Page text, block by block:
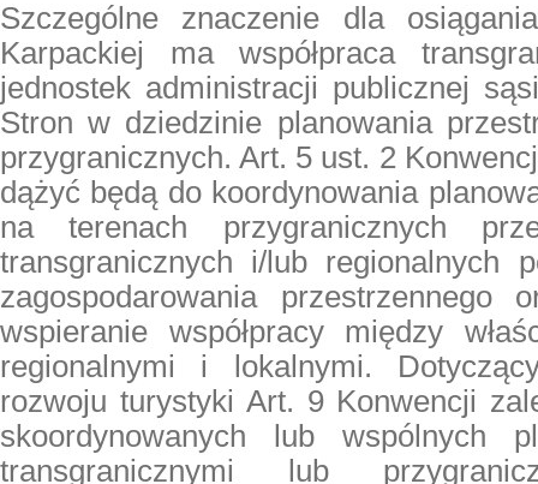
Szczególne znaczenie dla
Karpackiej ma współpraca
jednostek administracji publicznej
Stron w dziedzinie planowania
przygranicznych. Art. 5 ust. 2
dążyć będą do koordynowania
na terenach przygranicznych
transgranicznych i/lub regionalnych
zagospodarowania przestrzennego
wspieranie współpracy między
regionalnymi i lokalnymi.
rozwoju turystyki Art. 9 Konwencji
skoordynowanych lub wspólnych
transgranicznymi lub